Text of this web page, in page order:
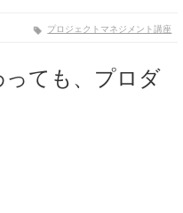
プロジェクトマネジメント講座
っても、プロダ